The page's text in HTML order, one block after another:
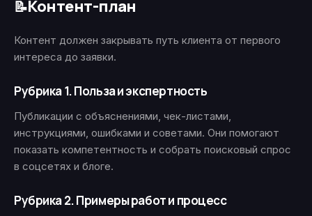
📝Контент-план
Контент должен закрывать путь клиента от первого
интереса до заявки.
Рубрика 1. Польза и экспертность
Публикации с объяснениями, чек-листами,
инструкциями, ошибками и советами. Они помогают
показать компетентность и собрать поисковый спрос
в соцсетях и блоге.
Рубрика 2. Примеры работ и процесс